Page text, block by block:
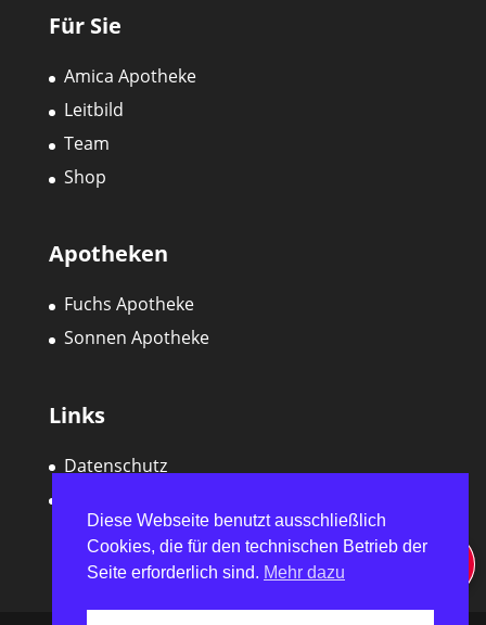
Für Sie
Amica Apotheke
Leitbild
Team
Shop
Apotheken
Fuchs Apotheke
Sonnen Apotheke
Links
Datenschutz
Diese Webseite benutzt ausschließlich
Cookies, die für den technischen Betrieb der
Seite erforderlich sind. Mehr dazu